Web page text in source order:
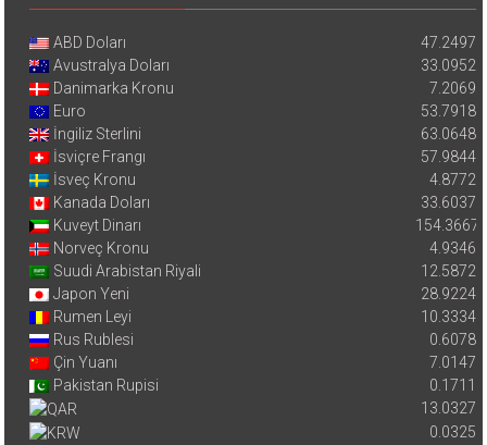
ABD Doları
47.2497
Avustralya Doları
33.0952
Danimarka Kronu
7.2069
Euro
53.7918
İngiliz Sterlini
63.0648
İsviçre Frangı
57.9844
İsveç Kronu
4.8772
Kanada Doları
33.6037
Kuveyt Dinarı
154.3667
Norveç Kronu
4.9346
Suudi Arabistan Riyali
12.5872
Japon Yeni
28.9224
Rumen Leyi
10.3334
Rus Rublesi
0.6078
Çin Yuanı
7.0147
Pakistan Rupisi
0.1711
13.0327
0.0325